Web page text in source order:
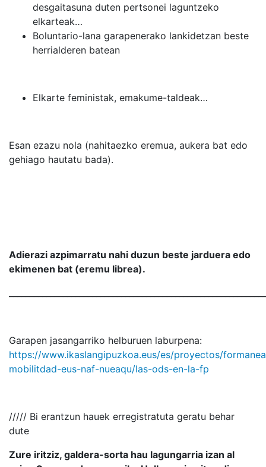
desgaitasuna duten pertsonei laguntzeko
elkarteak…
Boluntario-lana garapenerako lankidetzan beste
herrialderen batean
Elkarte feministak, emakume-taldeak…
Esan ezazu nola (nahitaezko eremua, aukera bat edo
gehiago hautatu bada).
Adierazi azpimarratu nahi duzun beste jarduera edo
ekimenen bat (eremu librea).
Garapen jasangarriko helburuen laburpena:
https://www.ikaslangipuzkoa.eus/es/proyectos/
mobilitdad-eus-naf-nueaqu/las-ods-en-la-fp
///// Bi erantzun hauek erregistratuta geratu behar
dute
Zure iritziz, galdera-sorta hau lagungarria izan al